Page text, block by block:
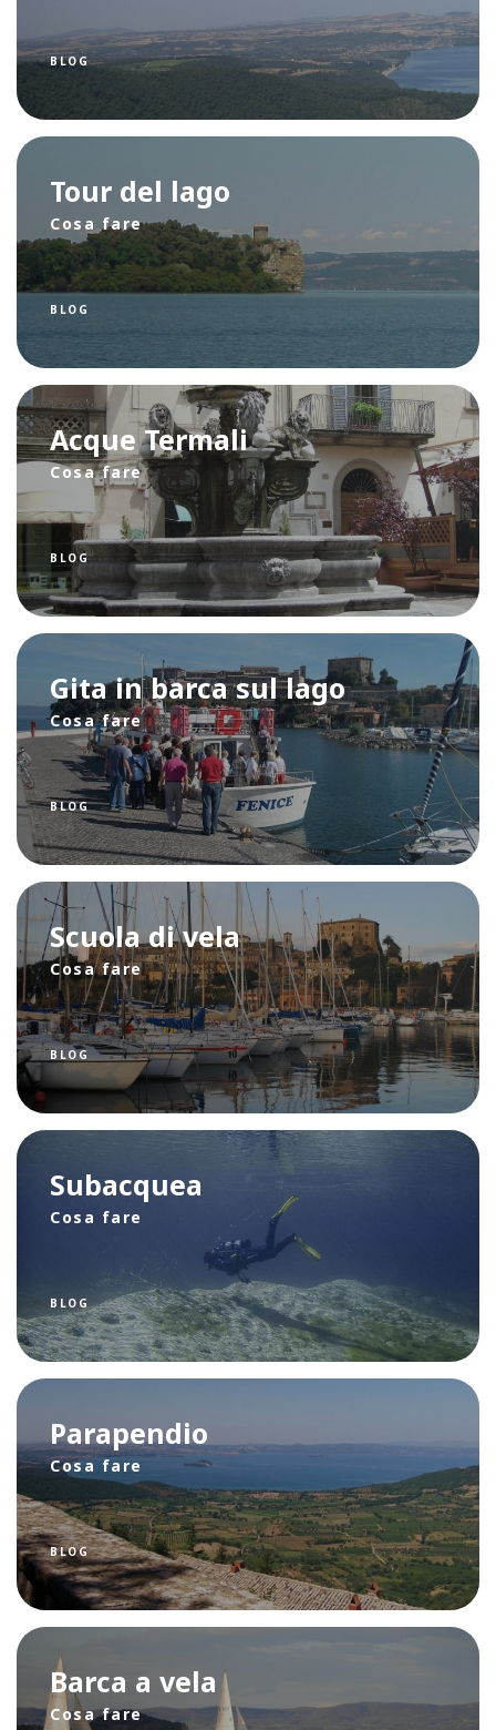
BLOG
Tour del lago
Cosa fare
BLOG
Acque Termali
Cosa fare
BLOG
Gita in barca sul lago
Cosa fare
BLOG
Scuola di vela
Cosa fare
BLOG
Subacquea
Cosa fare
BLOG
Parapendio
Cosa fare
BLOG
Barca a vela
Cosa fare